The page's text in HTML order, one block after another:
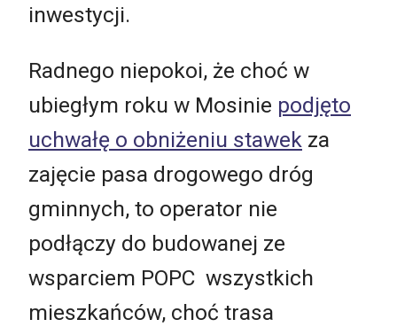
inwestycji.
Radnego niepokoi, że choć w
ubiegłym roku w Mosinie podjęto
uchwałę o obniżeniu stawek za
zajęcie pasa drogowego dróg
gminnych, to operator nie
podłączy do budowanej ze
wsparciem POPC wszystkich
mieszkańców, choć trasa